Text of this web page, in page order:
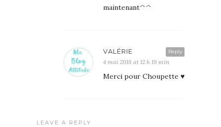
maintenant^^
Reply
VALÉRIE
4 mai 2018 at 12 h 19 min
Merci pour Choupette ♥
LEAVE A REPLY